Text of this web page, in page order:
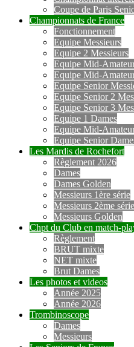
Coupe de Paris
Championnats de France
Fonctionnement
Equipe Messieurs
Equipe 2 Messieurs
Equipe Mid-
Equipe Mid-
Equipe Senior
Equipe Senior 2
Equipe Senior 3
Equipe 1 Dames
Equipe Mid-
Equipe Senior
Les Mardis de Rochefort
Règlement 2026
Dames
Dames Golden
Messieurs 1ère série
Messieurs 2ème série
Messieurs Golden
Chpt du Club en match-
Règlement
BRUT mixte
NET mixte
Brut Dames
Les photos et videos
Année 2025
Année 2026
Trombinoscope
Dames
Messieurs